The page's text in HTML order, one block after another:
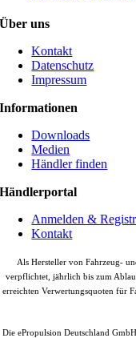
Über uns
Kontakt
Datenschutz
Impressum
Informationen
Downloads
Medien
Händler finden
Händlerportal
Anmelden &
Kontakt
Als Hersteller von Fahrzeug-
verpflichtet, jährlich bis zum
erreichten Verwertungsquoten für
Die ePropulsion Deutschland